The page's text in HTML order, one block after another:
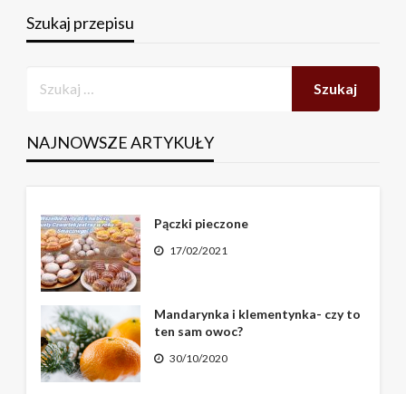
Szukaj przepisu
NAJNOWSZE ARTYKUŁY
Pączki pieczone
17/02/2021
Mandarynka i klementynka- czy to
ten sam owoc?
30/10/2020